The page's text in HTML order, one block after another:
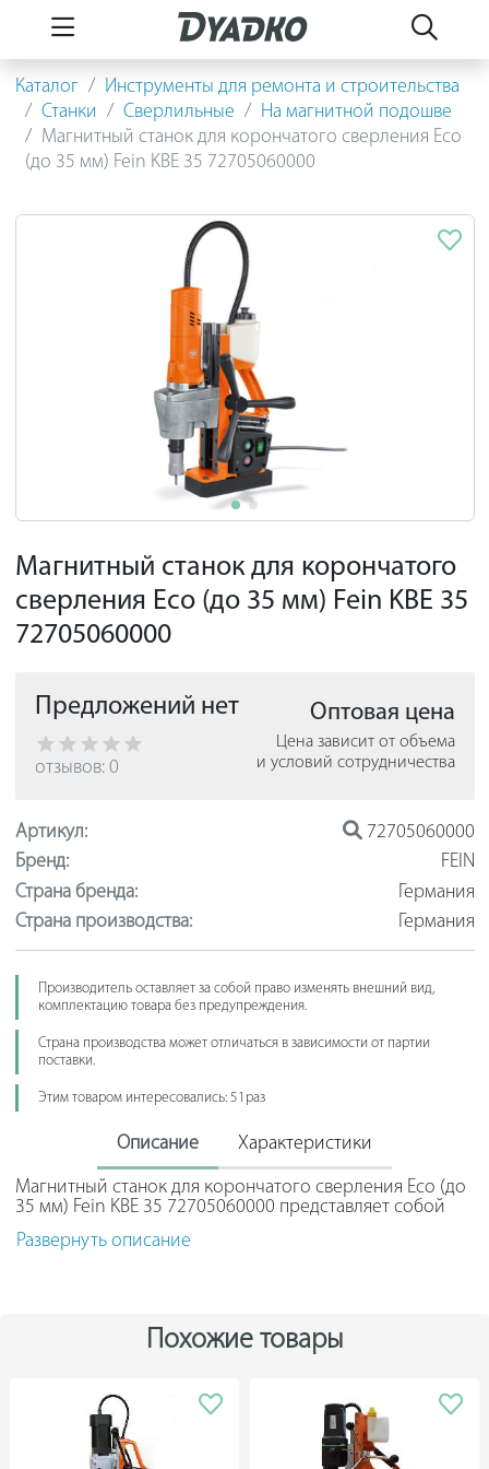
Каталог
Инструменты для ремонта и строительства
Станки
Сверлильные
На магнитной подошве
Магнитный станок для корончатого сверления Eco
(до 35 мм) Fein KBE 35 72705060000
Магнитный станок для корончатого
сверления Eco (до 35 мм) Fein KBE 35
72705060000
Предложений нет
отзывов: 0
Оптовая цена
Цена зависит от объема
и условий сотрудничества
Артикул:
72705060000
Бренд:
FEIN
Страна бренда:
Германия
Страна производства:
Германия
Производитель оставляет за собой право изменять внешний вид,
комплектацию товара без предупреждения.
Страна производства может отличаться в зависимости от партии
поставки.
Этим товаром интересовались: 51раз
Описание Характеристики
Магнитный станок для корончатого сверления Eco (до
35 мм) Fein KBE 35 72705060000 представляет собой
компактное устройство. Главные отличительные
особенности этой модели - мощный электродвигатель,
строительных объектах и площадках.
Эффективная мощность - 450 Вт.
Скорость вращения под нагрузкой - 460 об/мин.
Развернуть описание
Похожие товары